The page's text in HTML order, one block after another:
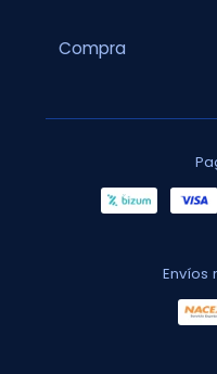
Compra
Envíos